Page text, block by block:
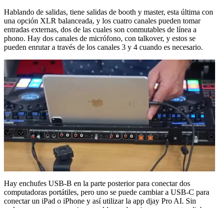
Hablando de salidas, tiene salidas de booth y master, esta última con
una opción XLR balanceada, y los cuatro canales pueden tomar
entradas externas, dos de las cuales son conmutables de línea a
phono. Hay dos canales de micrófono, con talkover, y estos se
pueden enrutar a través de los canales 3 y 4 cuando es necesario.
Hay enchufes USB-B en la parte posterior para conectar dos
computadoras portátiles, pero uno se puede cambiar a USB-C para
conectar un iPad o iPhone y así utilizar la app djay Pro AI. Sin